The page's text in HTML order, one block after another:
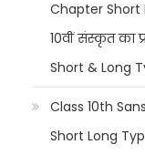
Chapter Short
10वीं संस्कृत का
Short & Long
Class 10th
Short Long